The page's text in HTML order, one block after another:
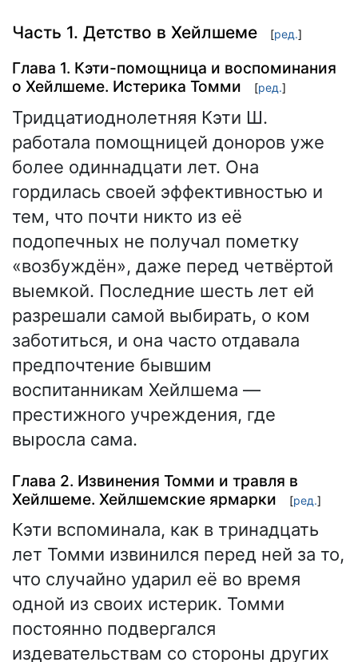
Часть 1. Детство в Хейлшеме [ред.]
Глава 1. Кэти-помощница и воспоминания
о Хейлшеме. Истерика Томми
[ред.]
Тридцатиоднолетняя Кэти Ш.
работала помощницей доноров уже
более одиннадцати лет. Она
гордилась своей эффективностью и
тем, что почти никто из её
подопечных не получал пометку
«возбуждён», даже перед четвёртой
выемкой. Последние шесть лет ей
разрешали самой выбирать, о ком
заботиться, и она часто отдавала
предпочтение бывшим
воспитанникам Хейлшема —
престижного учреждения, где
выросла сама.
Глава 2. Извинения Томми и травля в
Хейлшеме. Хейлшемские ярмарки
[ред.]
Кэти вспоминала, как в тринадцать
лет Томми извинился перед ней за то,
что случайно ударил её во время
одной из своих истерик. Томми
постоянно подвергался
издевательствам со стороны других